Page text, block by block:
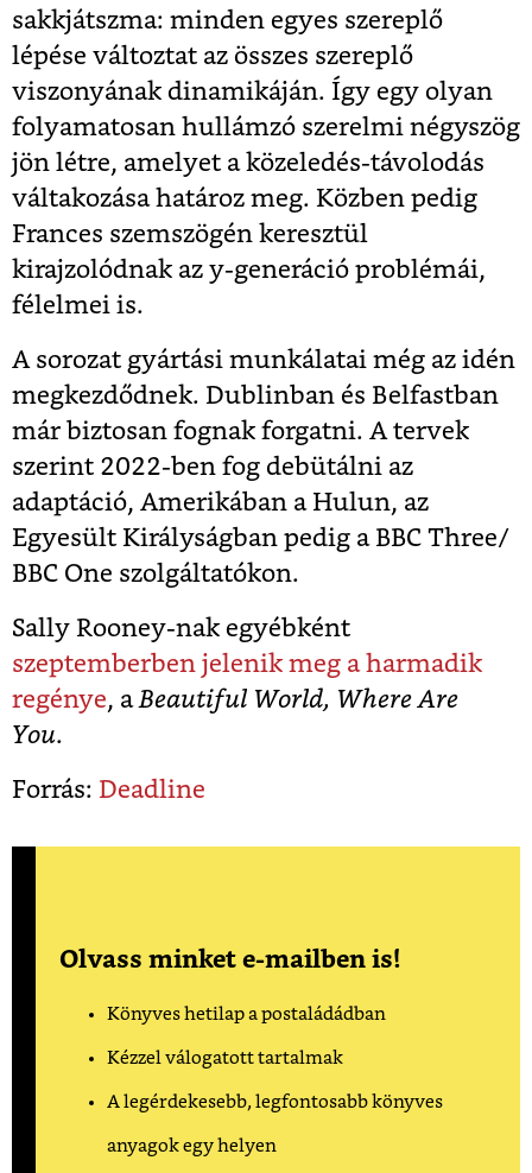
sakkjátszma: minden egyes szereplő
lépése változtat az összes szereplő
viszonyának dinamikáján. Így egy olyan
folyamatosan hullámzó szerelmi négyszög
jön létre, amelyet a közeledés-távolodás
váltakozása határoz meg. Közben pedig
Frances szemszögén keresztül
kirajzolódnak az y-generáció problémái,
félelmei is.
A sorozat gyártási munkálatai még az idén
megkezdődnek. Dublinban és Belfastban
már biztosan fognak forgatni. A tervek
szerint 2022-ben fog debütálni az
adaptáció, Amerikában a Hulun, az
Egyesült Királyságban pedig a BBC Three/
BBC One szolgáltatókon.
Sally Rooney-nak egyébként
szeptemberben jelenik meg a harmadik
regénye, aBeautiful World, Where Are
You.
Forrás: Deadline
Olvass minket e-mailben is!
Könyves hetilap a postaládádban
Kézzel válogatott tartalmak
A legérdekesebb, legfontosabb könyves
anyagok egy helyen